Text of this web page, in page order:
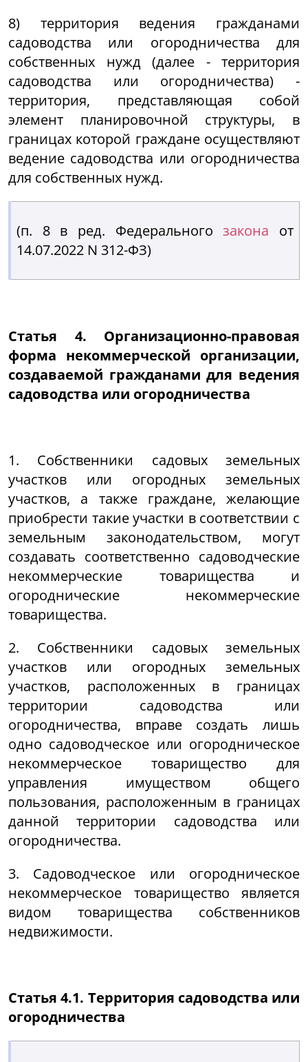
8) территория ведения гражданами
садоводства или огородничества для
собственных нужд (далее - территория
садоводства или огородничества) -
территория, представляющая собой
элемент планировочной структуры, в
границах которой граждане осуществляют
ведение садоводства или огородничества
для собственных нужд.
(п. 8 в ред. Федеральногозакона от
14.07.2022 N 312-ФЗ)
Статья 4. Организационно-правовая
форма некоммерческой организации,
создаваемой гражданами для ведения
садоводства или огородничества
1. Собственники садовых земельных
участков или огородных земельных
участков, а также граждане, желающие
приобрести такие участки в соответствии с
земельным законодательством, могут
создавать соответственно садоводческие
некоммерческие товарищества и
огороднические некоммерческие
товарищества.
2. Собственники садовых земельных
участков или огородных земельных
участков, расположенных в границах
территории садоводства или
огородничества, вправе создать лишь
одно садоводческое или огородническое
некоммерческое товарищество для
управления имуществом общего
пользования, расположенным в границах
данной территории садоводства или
огородничества.
3. Садоводческое или огородническое
некоммерческое товарищество является
видом товарищества собственников
недвижимости.
Статья 4.1. Территория садоводства или
огородничества